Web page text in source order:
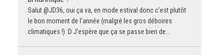
Salut @JD36, oui ça va, en mode estival donc c'est plutôt
le bon moment de l'année (malgré les gros déboires
climatiques !) :D J'espère que ça se passe bien de…